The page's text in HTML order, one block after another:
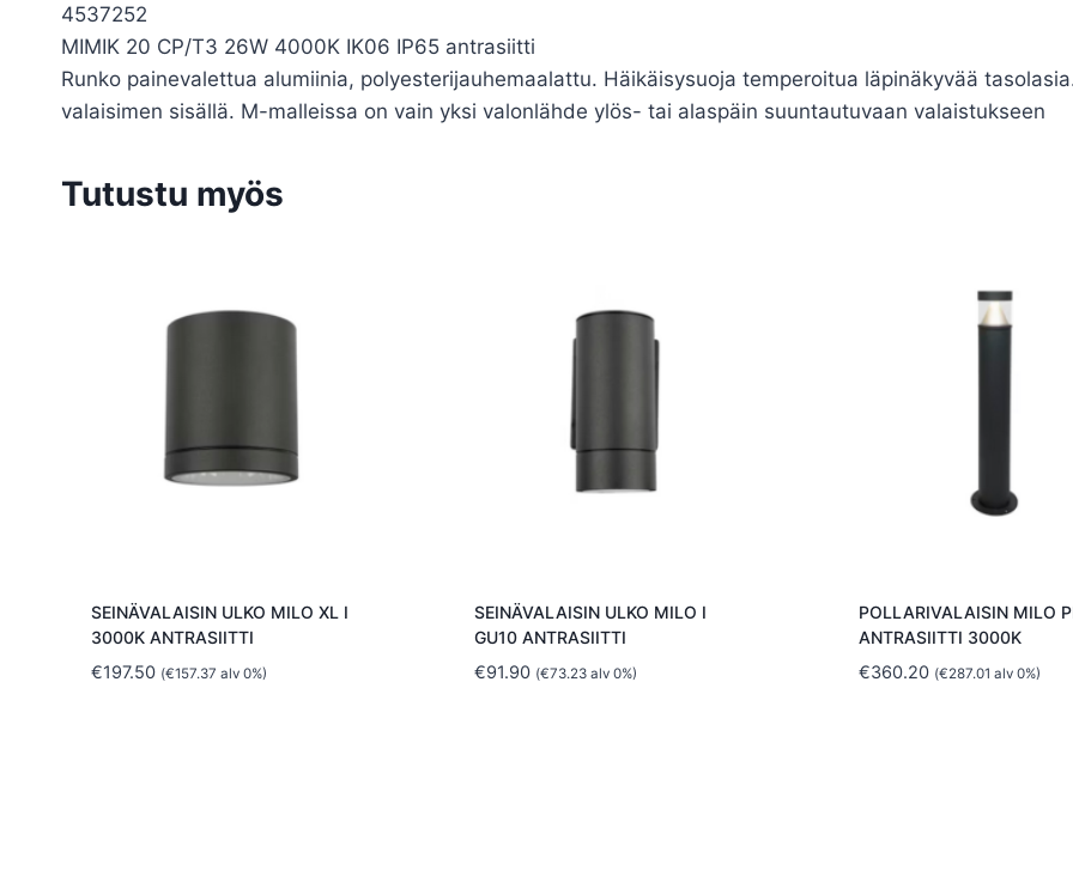
4537252
MIMIK 20 CP/T3 26W 4000K IK06 IP65 antrasiitti
Runko painevalettua alumiinia, polyesterijauhemaalattu. Häikäisysuoja temperoitua läpinäkyvää
valaisimen sisällä. M-malleissa on vain yksi valonlähde ylös- tai alaspäin suuntautuvaan valaistukseen
Tutustu myös
SEINÄVALAISIN ULKO MILO XL I
3000K ANTRASIITTI
€197.50 (€157.37 alv 0%)
SEINÄVALAISIN ULKO MILO I
GU10 ANTRASIITTI
€91.90 (€73.23 alv 0%)
POLLARIVALAISIN MILO
ANTRASIITTI 3000K
€360.20 (€287.01 alv 0%)